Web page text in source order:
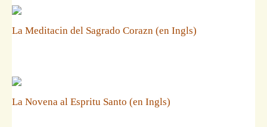
La Meditacin del Sagrado Corazn (en Ingls)
La Novena al Espritu Santo (en Ingls)